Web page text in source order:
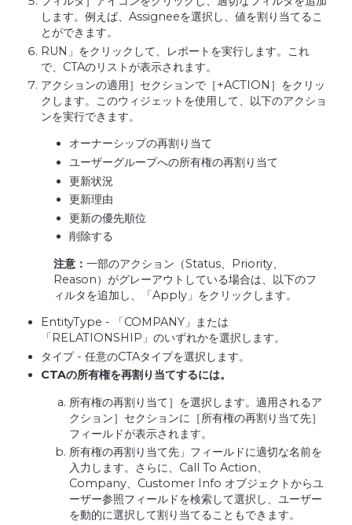
します。例えば、Assigneeを選択し、値を割り当てるこ
とができます。
RUN」をクリックして、レポートを実行します。これ
で、CTAのリストが表示されます。
アクションの適用］セクションで［+ACTION］をクリッ
クします。このウィジェットを使用して、以下のアクショ
ンを実行できます。
オーナーシップの再割り当て
ユーザーグループへの所有権の再割り当て
更新状況
更新理由
更新の優先順位
削除する
注意： 一部のアクション（Status、Priority、
Reason）がグレーアウトしている場合は、以下のフ
ィルタを追加し、「Apply」をクリックします。
EntityType - 「COMPANY」または
「RELATIONSHIP」のいずれかを選択します。
タイプ - 任意のCTAタイプを選択します。
CTAの所有権を再割り当てするには。
所有権の再割り当て］を選択します。適用されるア
クション］セクションに［所有権の再割り当て先］
フィールドが表示されます。
所有権の再割り当て先」フィールドに適切な名前を
入力します。さらに、Call To Action、
Company、Customer Info オブジェクトからユ
ーザー参照フィールドを検索して選択し、ユーザー
を動的に選択して割り当てることもできます。